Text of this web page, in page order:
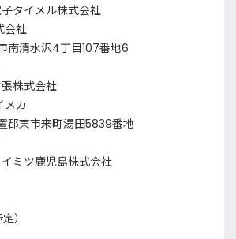
タイメル株式会社
会社
南清水沢4丁目107番地6
株式会社
メカ
郡東市来町湯田5839番地
ミツ鹿児島株式会社
）